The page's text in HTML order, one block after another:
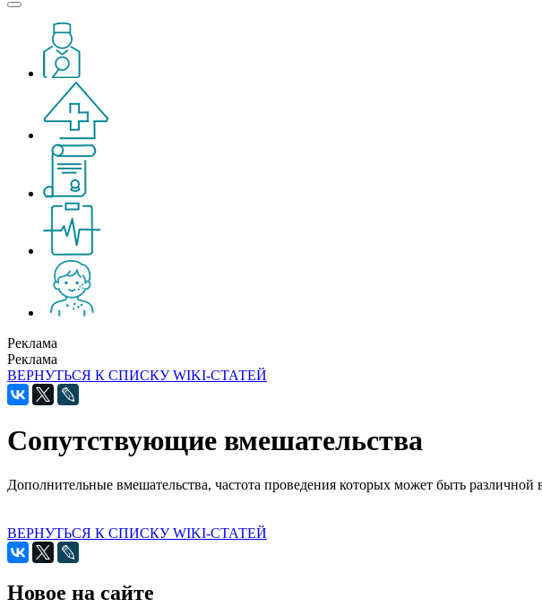
Реклама
Реклама
ВЕРНУТЬСЯ К СПИСКУ WIKI-СТАТЕЙ
Сопутствующие вмешательства
Дополнительные вмешательства, частота проведения которых может быть
ВЕРНУТЬСЯ К СПИСКУ WIKI-СТАТЕЙ
Новое на сайте